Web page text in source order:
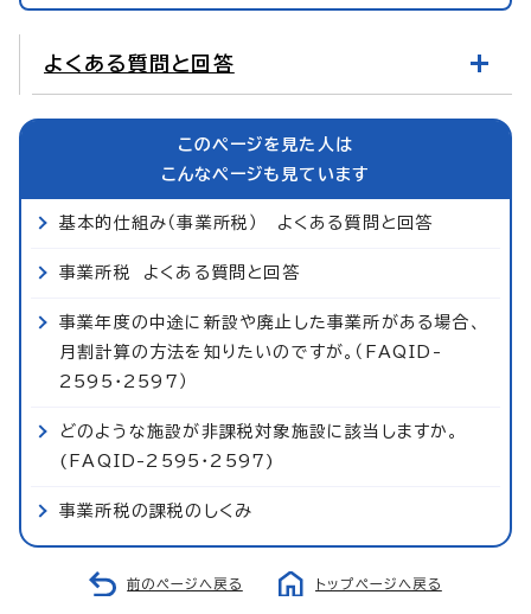
よくある質問と回答
このページを見た人は
こんなページも見ています
基本的仕組み（事業所税） よくある質問と回答
事業所税 よくある質問と回答
事業年度の中途に新設や廃止した事業所がある場合、
月割計算の方法を知りたいのですが。（FAQID-
2595・2597）
どのような施設が非課税対象施設に該当しますか。
(FAQID-2595・2597)
事業所税の課税のしくみ
前のページへ戻る トップページへ戻る